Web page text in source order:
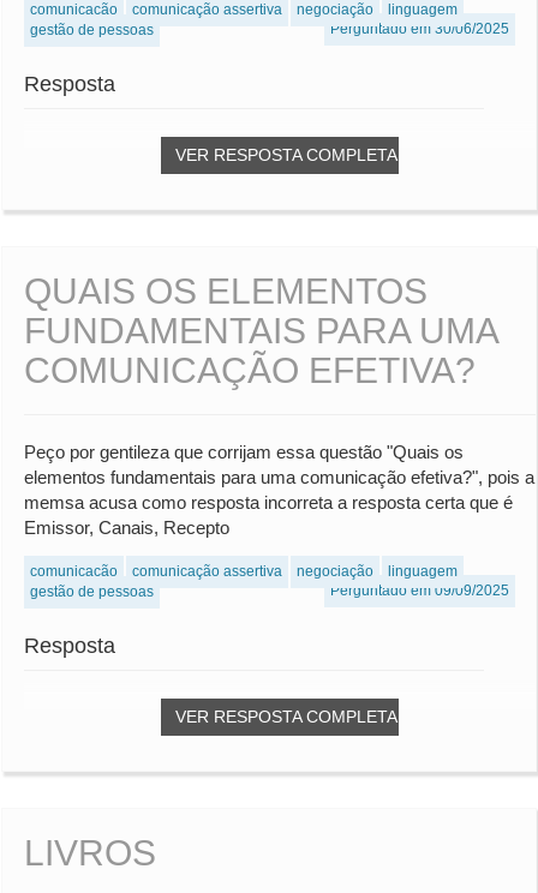
comunicação comunicação assertiva negociação
linguagem
gestão de pessoas
Perguntado em 30/06/2025
Resposta
VER RESPOSTA COMPLETA
QUAIS OS ELEMENTOS
FUNDAMENTAIS PARA UMA
COMUNICAÇÃO EFETIVA?
Peço por gentileza que corrijam essa questão "Quais os
elementos fundamentais para uma comunicação efetiva?", pois a
memsa acusa como resposta incorreta a resposta certa que é
Emissor, Canais, Recepto
comunicação comunicação assertiva negociação
linguagem
gestão de pessoas
Perguntado em 09/09/2025
Resposta
VER RESPOSTA COMPLETA
LIVROS